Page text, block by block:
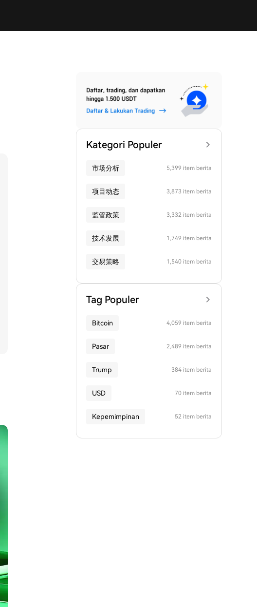
Kategori Populer
市场分析 5,399 item berita
项目动态 3,873 item berita
监管政策 3,332 item berita
技术发展 1,749 item berita
交易策略 1,540 item berita
Tag Populer
Bitcoin 4,059 item berita
Pasar 2,489 item berita
Trump 384 item berita
USD 70 item berita
Kepemimpinan 52 item berita